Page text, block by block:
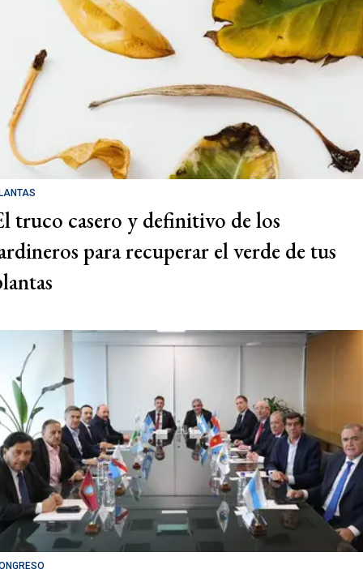
truco casero y definitivo de los
para recuperar el verde de tus